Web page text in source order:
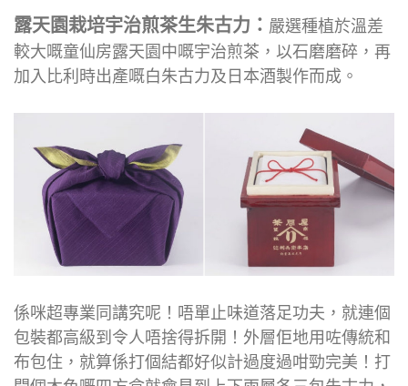
露天園栽培宇治煎茶生朱古力： 嚴選種植於溫差
較大嘅童仙房露天園中嘅宇治煎茶，以石磨磨碎，再
加入比利時出產嘅白朱古力及日本酒製作而成。
係咪超專業同講究呢！唔單止味道落足功夫，就連個
包裝都高級到令人唔捨得拆開！外層佢地用咗傳統和
布包住，就算係打個結都好似計過度過咁勁完美！打